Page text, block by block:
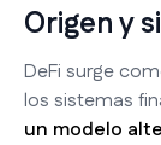
Origen y
DeFi surge
los sistemas
un modelo